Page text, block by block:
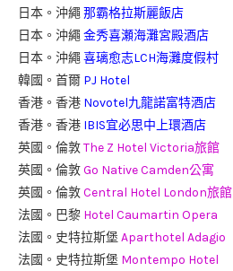
日本。沖繩那霸格拉斯麗飯店
日本。沖繩金秀喜瀬海灘宮殿酒店
日本。沖繩喜璃愈志LCH海灘度假村
韓國。首爾 PJ Hotel
香港。香港 Novotel九龍諾富特酒店
香港。香港 IBIS宜必思中上環酒店
英國。倫敦The Z Hotel Victoria旅館
英國。倫敦Go Native Camden公寓
英國。倫敦Central Hotel London旅館
法國。巴黎 Hotel Caumartin Opera
法國。史特拉斯堡 Aparthotel Adagio
法國。史特拉斯堡 Montempo Hotel